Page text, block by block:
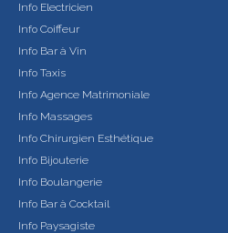
Info Electricien
Info Coiffeur
Info Bar à Vin
Info Taxis
Info Agence Matrimoniale
Info Massages
Info Chirurgien Esthétique
Info Bijouterie
Info Boulangerie
Info Bar à Cocktail
Info Paysagiste